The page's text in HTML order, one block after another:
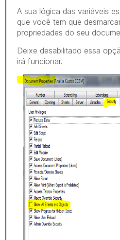
A sua lógica das variáveis
que você tem que
propriedades do seu
Deixe desabilitado essa
irá funcionar.